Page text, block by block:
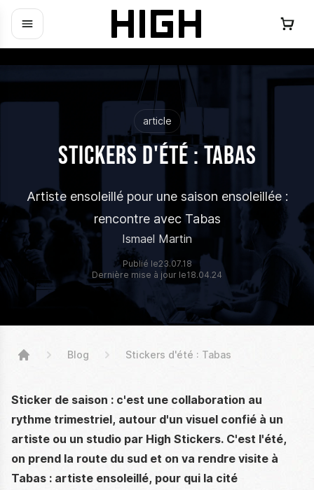
article
Stickers d'été : Tabas
Artiste ensoleillé pour une saison ensoleillée :
rencontre avec Tabas
Ismael Martin
Publié le23.07.18
Dernière mise à jour le18.04.24
Blog Stickers d'été : Tabas
Sticker de saison : c'est une collaboration au
rythme trimestriel, autour d'un visuel confié à un
artiste ou un studio par High Stickers. C'est l'été,
on prend la route du sud et on va rendre visite à
Tabas : artiste ensoleillé, pour qui la cité